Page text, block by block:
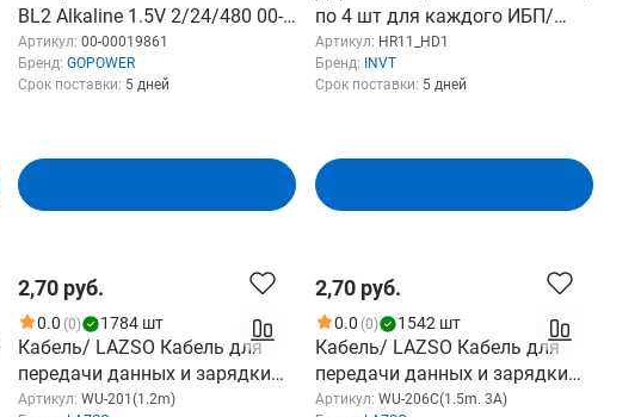
BL2 Alkaline 1.5V 2/24/480 00-
00019861
Артикул: 00-00019861
Бренд: GOPOWER
Срок поставки: 5 дней
по 4 шт для каждого ИБП/
Holder for rack UPS, 4 pcs for
each UPS (HR11_HD1)
Артикул: HR11_HD1
Бренд:
INVT
Срок поставки: 5 дней
2,70 руб.
0.0 (0) 1784 шт
Кабель/ LAZSO Кабель для
передачи данных и зарядки
USB2.0 Lightning , 2А (WU-
Артикул: WU-201(1.2m)
2,70 руб.
0.0 (0) 1542 шт
Кабель/ LAZSO Кабель для
передачи данных и зарядки
USB2.0 USB type C , 3А (WU-
Артикул: WU-206C(1.5m. 3A)